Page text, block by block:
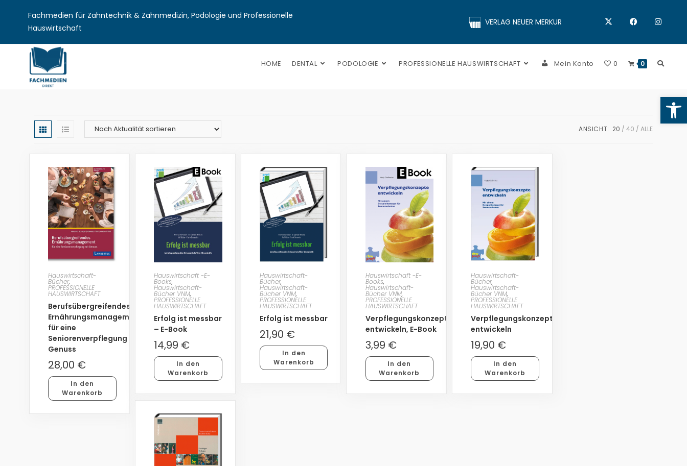
Fachmedien für Zahntechnik & Zahnmedizin, Podologie und Professionelle
Hauswirtschaft
VERLAG NEUER MERKUR
HOME DENTAL PODOLOGIE PROFESSIONELLE HAUSWIRTSCHAFT Mein Konto 0 0
ANSICHT: 20 40 ALLE
Hauswirtschaft-
Bücher,
PROFESSIONELLE
HAUSWIRTSCHAFT
Berufsübergreifendes
Ernährungsmanagement
für eine
Seniorenverpflegung mit
Genuss
28,00 €
In den
Warenkorb
Hauswirtschaft -E-
Books,
Hauswirtschaft-
Bücher VNM,
PROFESSIONELLE
HAUSWIRTSCHAFT
Erfolg ist messbar
– E-Book
14,99 €
In den
Warenkorb
Hauswirtschaft-
Bücher,
Hauswirtschaft-
Bücher VNM,
PROFESSIONELLE
HAUSWIRTSCHAFT
Erfolg ist messbar
21,90 €
In den
Warenkorb
Hauswirtschaft -E-
Books,
Hauswirtschaft-
Bücher VNM,
PROFESSIONELLE
HAUSWIRTSCHAFT
Verpflegungskonzepte
entwickeln, E-Book
3,99 €
In den
Warenkorb
Hauswirtschaft-
Bücher,
Hauswirtschaft-
Bücher VNM,
PROFESSIONELLE
HAUSWIRTSCHAFT
Verpflegungskonzepte
entwickeln
19,90 €
In den
Warenkorb